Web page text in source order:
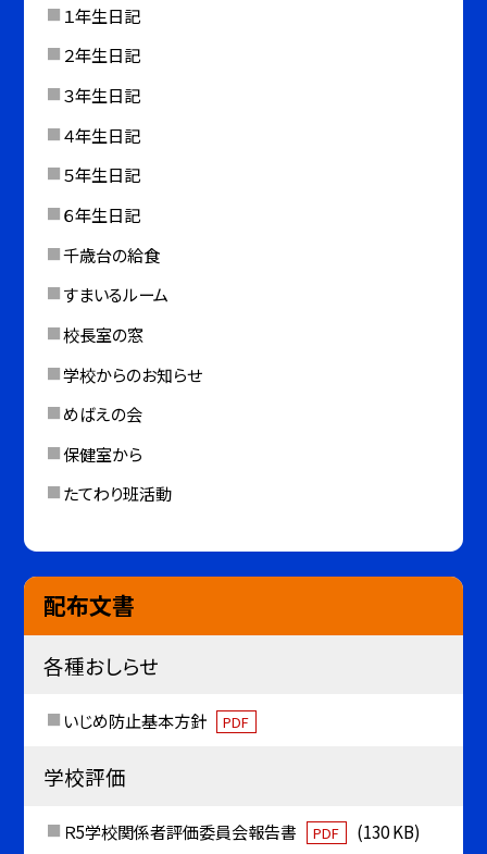
１年生日記
２年生日記
３年生日記
４年生日記
５年生日記
６年生日記
千歳台の給食
すまいるルーム
校長室の窓
学校からのお知らせ
めばえの会
保健室から
たてわり班活動
配布文書
各種おしらせ
いじめ防止基本方針 PDF
学校評価
Ｒ5学校関係者評価委員会報告書 PDF
(130 KB)